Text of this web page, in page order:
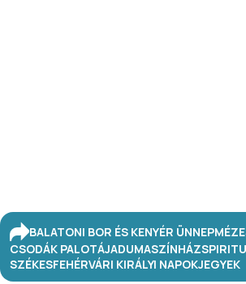
BALATONI BOR ÉS KENYÉR ÜNNEP
CSODÁK PALOTÁJADUMASZÍNHÁZ
SZÉKESFEHÉRVÁRI KIRÁLYI NAPOKJEGYEK